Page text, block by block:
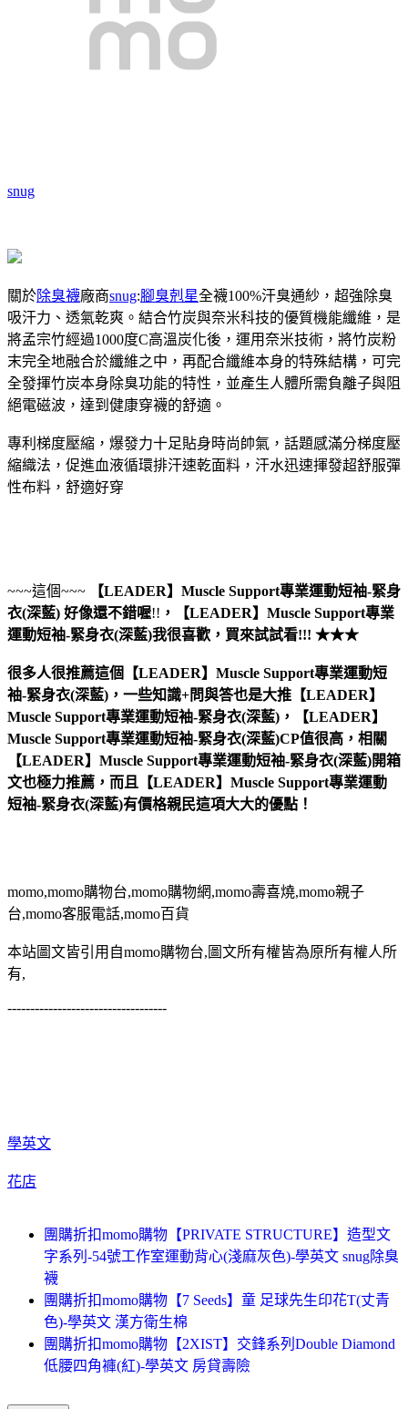
snug
關於除臭襪廠商snug:腳臭剋星全襪100%汗臭通紗，超強除臭
吸汗力、透氣乾爽。結合竹炭與奈米科技的優質機能纖維，是
將孟宗竹經過1000度C高溫炭化後，運用奈米技術，將竹炭粉
末完全地融合於纖維之中，再配合纖維本身的特殊結構，可完
全發揮竹炭本身除臭功能的特性，並產生人體所需負離子與阻
絕電磁波，達到健康穿襪的舒適。
專利梯度壓縮，爆發力十足貼身時尚帥氣，話題感滿分梯度壓
縮織法，促進血液循環排汗速乾面料，汗水迅速揮發超舒服彈
性布料，舒適好穿
~~~這個~~~
【LEADER】Muscle Support專業運動短袖-緊身
衣(深藍) 好像還不錯喔!! ，
【LEADER】Muscle Support專業
運動短袖-緊身衣(深藍)我很喜歡，買來試試看!!! ★★★
很多人很推薦這個【LEADER】Muscle Support專業運動短
袖-緊身衣(深藍)，一些知識+問與答也是大推【LEADER】
Muscle Support專業運動短袖-緊身衣(深藍)，【LEADER】
Muscle Support專業運動短袖-緊身衣(深藍)CP值很高，相關
【LEADER】Muscle Support專業運動短袖-緊身衣(深藍)開箱
文也極力推薦，而且【LEADER】Muscle Support專業運動
短袖-緊身衣(深藍)有價格親民這項大大的優點！
momo,momo購物台,momo購物網,momo壽喜燒,momo親子
台,momo客服電話,momo百貨
本站圖文皆引用自momo購物台,圖文所有權皆為原所有權人所
有,
-----------------------------------
學英文
花店
團購折扣momo購物【PRIVATE STRUCTURE】造型文
字系列-54號工作室運動背心(淺麻灰色)-學英文 snug除臭
襪
團購折扣momo購物【7 Seeds】童 足球先生印花T(丈青
色)-學英文 漢方衛生棉
團購折扣momo購物【2XIST】交鋒系列Double Diamond
低腰四角褲(紅)-學英文 房貸壽險